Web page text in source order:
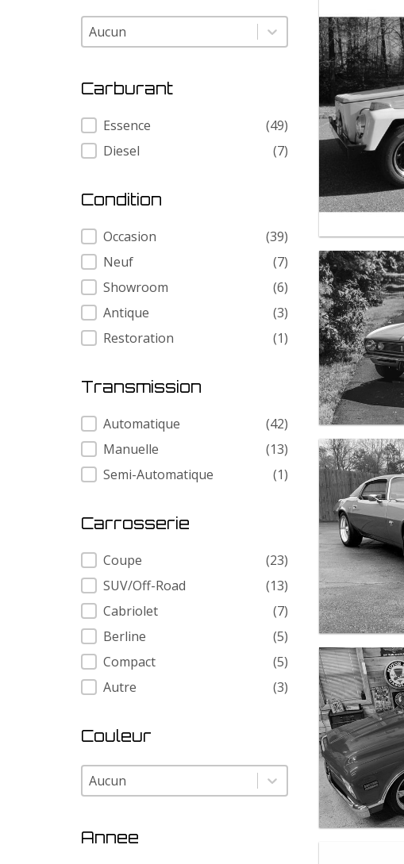
Modele
Modele
Carburant
Carburant
Essence
(49)
Diesel
(7)
Condition
Condition
Occasion
(39)
Neuf
(7)
Showroom
(6)
Antique
(3)
Restoration
(1)
Transmission
Transmission
Automatique
(42)
Manuelle
(13)
Semi-Automatique
(1)
Carrosserie
Carrosserie
Coupe
(23)
SUV/Off-Road
(13)
Cabriolet
(7)
Berline
(5)
Compact
(5)
Autre
(3)
Couleur
Couleur
Couleur
Annee